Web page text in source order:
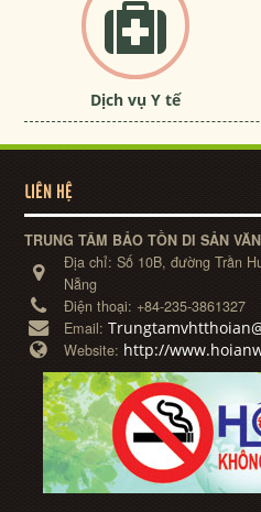
Dịch vụ Y tế
LIÊN HỆ
TRUNG TÂM BẢO TỒN DI SẢN
Địa chỉ:Số 10B, đường Trần
Nẵng
Điện thoại: +84-235-3861327
Email:
Website: http://